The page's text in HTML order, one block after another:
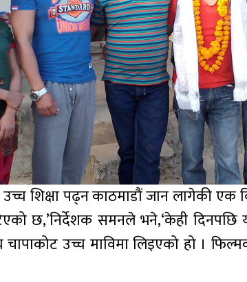
शिक्षा पढ्न काठमाडौं जान लागेकी एक
छ,’निर्देशक समनले भने,‘केही दिनपछि
चापाकोट उच्च माविमा लिइएको हो ।